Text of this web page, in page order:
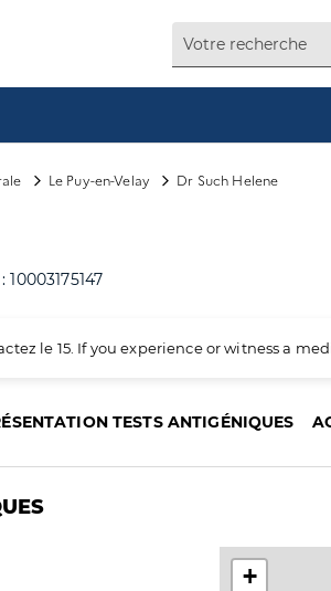
Le Puy-en-Velay Dr Such Helene
10003175147
le 15. If you experience or witness a
TESTS ANTIGÉNIQUES
+